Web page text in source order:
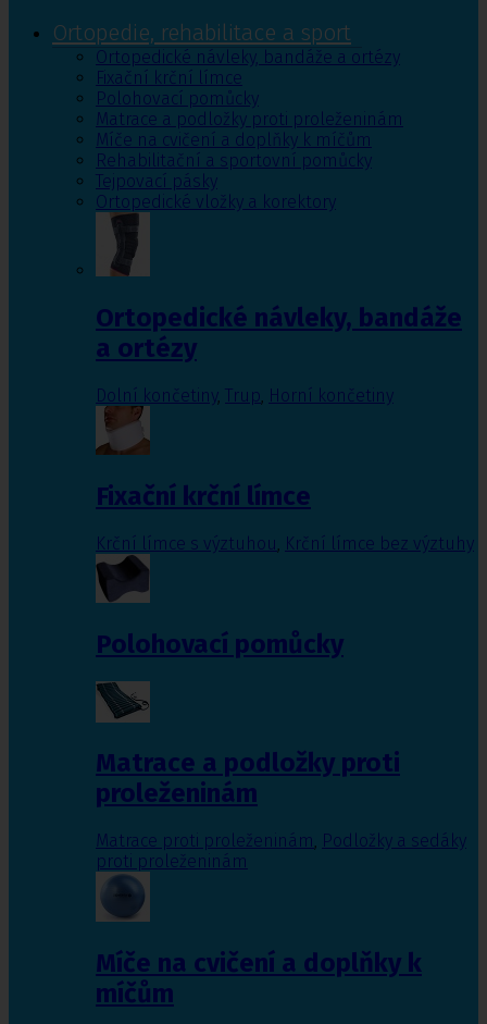
Ortopedie, rehabilitace a sport
Ortopedické návleky, bandáže a ortézy
Fixační krční límce
Polohovací pomůcky
Matrace a podložky proti proleženinám
Míče na cvičení a doplňky k míčům
Rehabilitační a sportovní pomůcky
Tejpovací pásky
Ortopedické vložky a korektory
Ortopedické návleky, bandáže
a ortézy
Dolní končetiny, Trup, Horní končetiny
Fixační krční límce
Krční límce s výztuhou Krční límce bez výztuhy
Polohovací pomůcky
Matrace a podložky proti
proleženinám
Matrace proti proleženinám, Podložky a sedáky
proti proleženinám
Míče na cvičení a doplňky k
míčům